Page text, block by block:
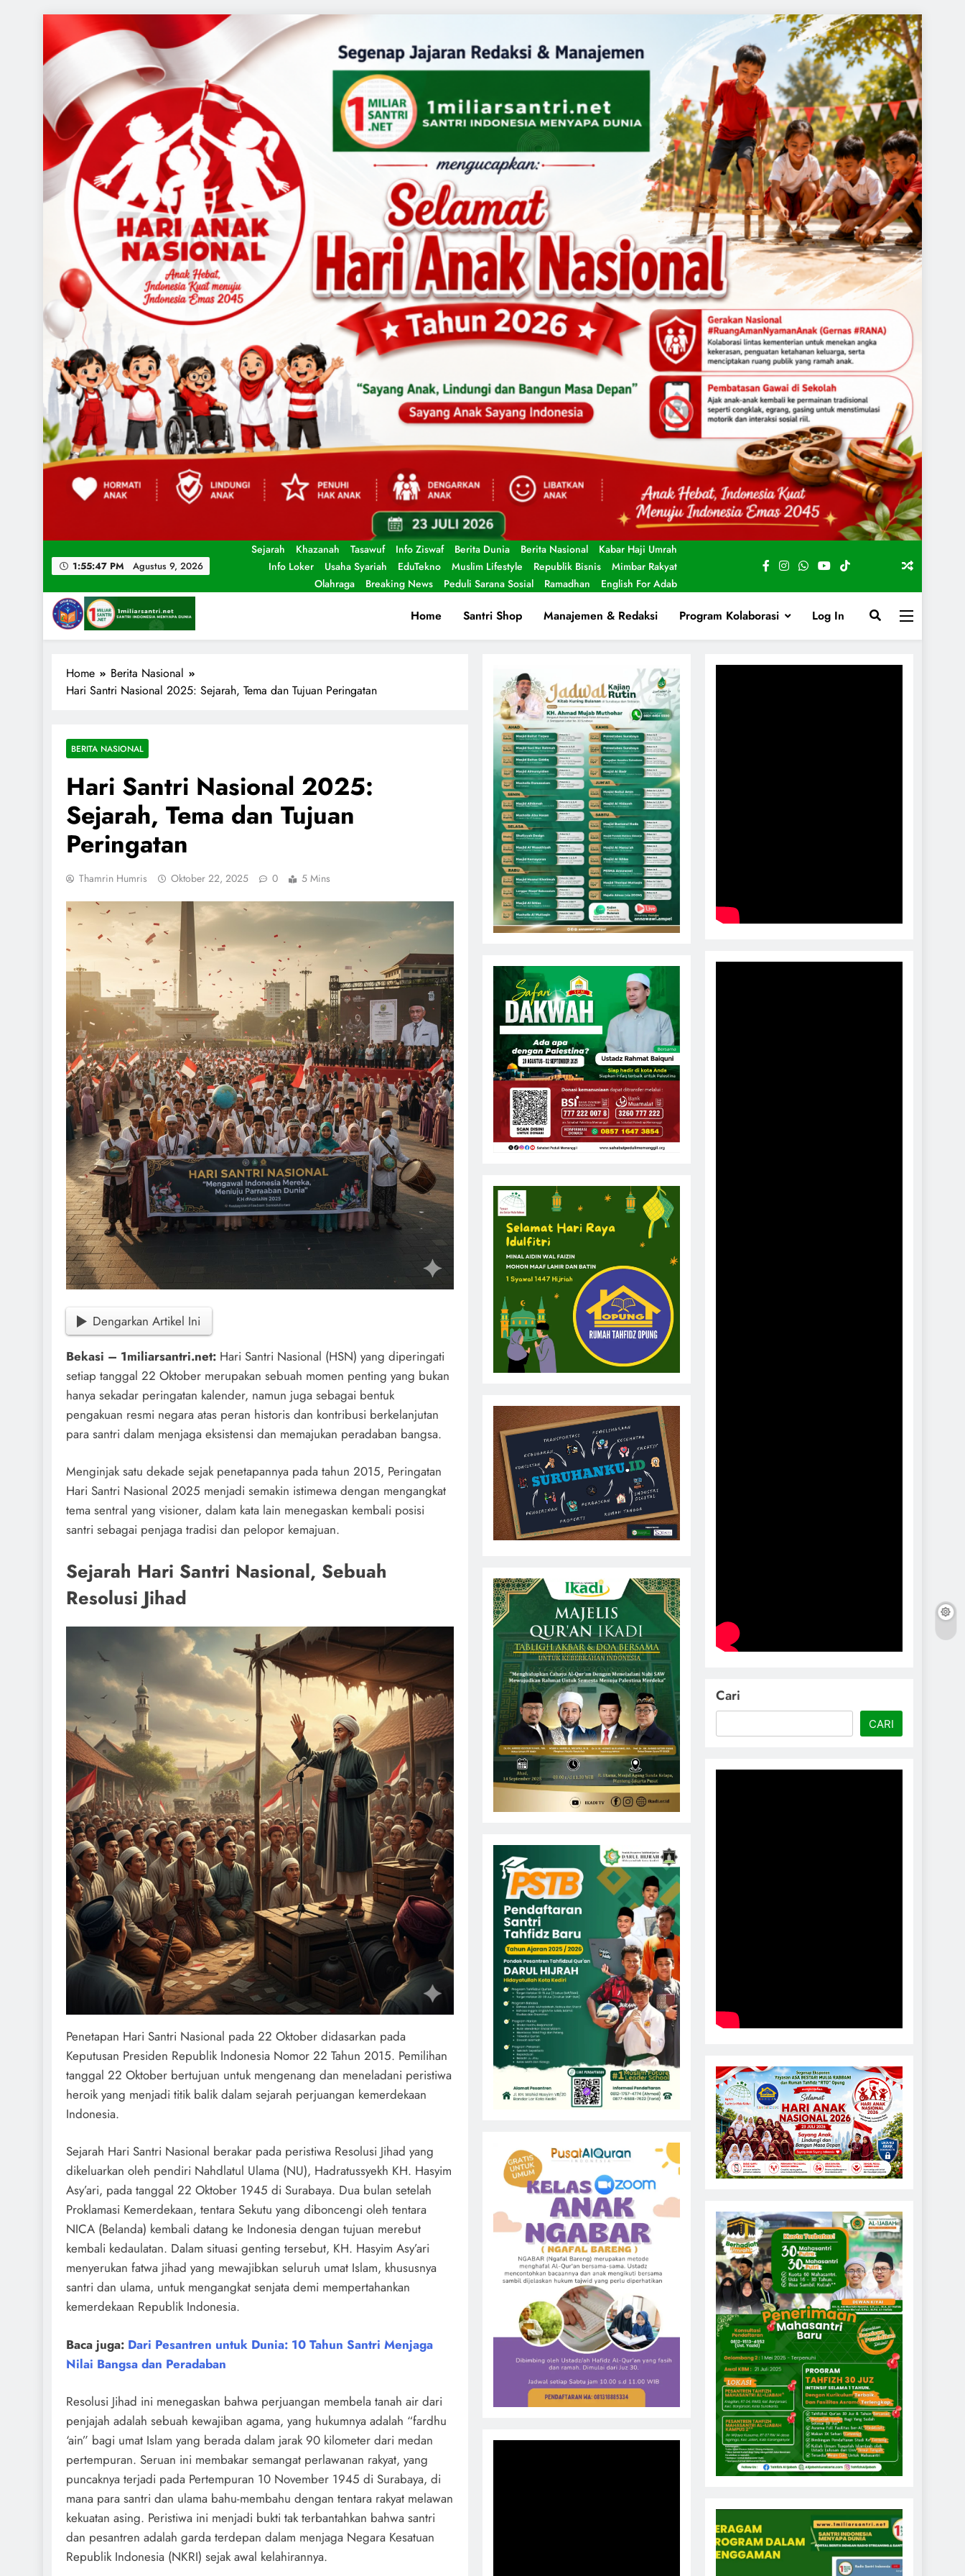
1:55:49 PM Agustus 9, 2026
Sejarah Khazanah Tasawuf Info Ziswaf Berita Dunia Berita Nasional
Kabar Haji Umrah
Info Loker
Usaha Syariah EduTekno Muslim Lifestyle Republik Bisnis
Mimbar Rakyat
Olahraga
Breaking News Peduli Sarana Sosial Ramadhan English For Adab
1miliarsantri.net
Home Santri Shop Manajemen & Redaksi Program Kolaborasi Log In
Home
Berita Nasional
Hari Santri Nasional 2025: Sejarah, Tema dan Tujuan Peringatan
BERITA NASIONAL
Hari Santri Nasional 2025:
Sejarah, Tema dan Tujuan
Peringatan
Thamrin Humris Oktober 22, 2025 0 5 Mins
Dengarkan Artikel Ini
Bekasi – 1miliarsantri.net: Hari Santri Nasional (HSN) yang diperingati
setiap tanggal 22 Oktober merupakan sebuah momen penting yang bukan
hanya sekadar peringatan kalender, namun juga sebagai bentuk
pengakuan resmi negara atas peran historis dan kontribusi berkelanjutan
para santri dalam menjaga eksistensi dan memajukan peradaban bangsa.
Menginjak satu dekade sejak penetapannya pada tahun 2015, Peringatan
Hari Santri Nasional 2025 menjadi semakin istimewa dengan mengangkat
tema sentral yang visioner, dalam kata lain menegaskan kembali posisi
santri sebagai penjaga tradisi dan pelopor kemajuan.
Sejarah Hari Santri Nasional, Sebuah
Resolusi Jihad
Penetapan Hari Santri Nasional pada 22 Oktober didasarkan pada
Keputusan Presiden Republik Indonesia Nomor 22 Tahun 2015. Pemilihan
tanggal 22 Oktober bertujuan untuk mengenang dan meneladani peristiwa
heroik yang menjadi titik balik dalam sejarah perjuangan kemerdekaan
Indonesia.
Sejarah Hari Santri Nasional berakar pada peristiwa Resolusi Jihad yang
dikeluarkan oleh pendiri Nahdlatul Ulama (NU), Hadratussyekh KH. Hasyim
Asy’ari, pada tanggal 22 Oktober 1945 di Surabaya. Dua bulan setelah
Proklamasi Kemerdekaan, tentara Sekutu yang diboncengi oleh tentara
NICA (Belanda) kembali datang ke Indonesia dengan tujuan merebut
kembali kedaulatan. Dalam situasi genting tersebut, KH. Hasyim Asy’ari
menyerukan fatwa jihad yang mewajibkan seluruh umat Islam, khususnya
santri dan ulama, untuk mengangkat senjata demi mempertahankan
kemerdekaan Republik Indonesia.
Baca juga: Dari Pesantren untuk Dunia: 10 Tahun Santri Menjaga
Nilai Bangsa dan Peradaban
Resolusi Jihad ini menegaskan bahwa perjuangan membela tanah air dari
penjajah adalah sebuah kewajiban agama, yang hukumnya adalah “fardhu
‘ain” bagi umat Islam yang berada dalam jarak 90 kilometer dari medan
pertempuran. Seruan ini membakar semangat perlawanan rakyat, yang
puncaknya terjadi pada Pertempuran 10 November 1945 di Surabaya, di
mana para santri dan ulama bahu-membahu dengan tentara rakyat melawan
kekuatan asing. Peristiwa ini menjadi bukti tak terbantahkan bahwa santri
dan pesantren adalah garda terdepan dalam menjaga Negara Kesatuan
Republik Indonesia (NKRI) sejak awal kelahirannya.
Cari
CARI